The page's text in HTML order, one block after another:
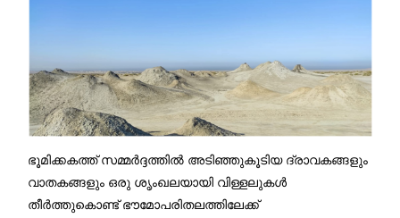
ഭൂമിക്കകത്ത് സമ്മർദ്ദത്തിൽ അടിഞ്ഞുകൂടിയ ദ്രാവകങ്ങളും
വാതകങ്ങളും ഒരു ശൃംഖലയായി വിള്ളലുകൾ
തീർത്തുകൊണ്ട് ഭൗമോപരിതലത്തിലേക്ക്